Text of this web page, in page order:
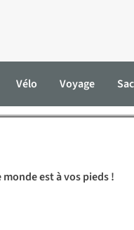
Vélo Voyage
est à vos pieds !